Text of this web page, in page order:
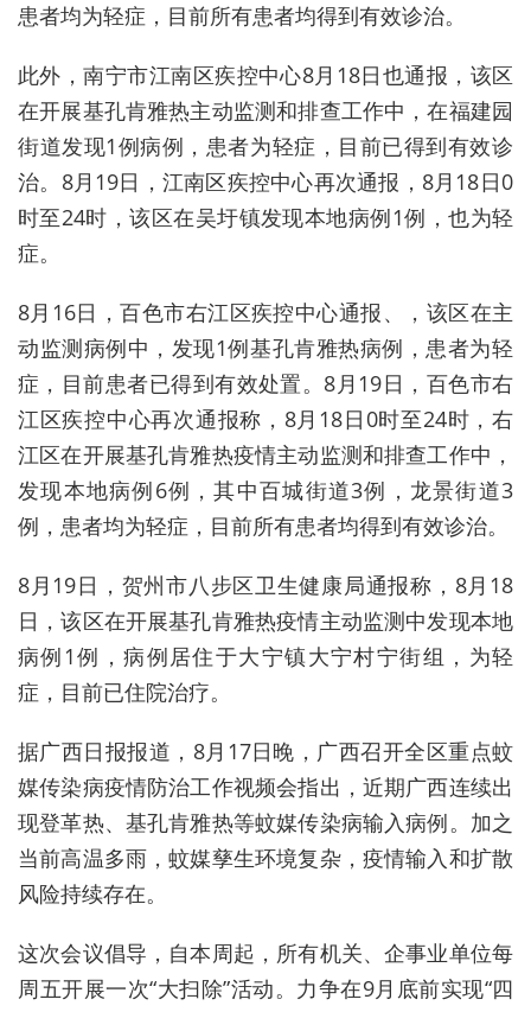
患者均为轻症，目前所有患者均得到有效诊治。
此外，南宁市江南区疾控中心8月18日也通报，该区
在开展基孔肯雅热主动监测和排查工作中，在福建园
街道发现1例病例，患者为轻症，目前已得到有效诊
治。8月19日，江南区疾控中心再次通报，8月18日0
时至24时，该区在吴圩镇发现本地病例1例，也为轻
症。
8月16日，百色市右江区疾控中心通报、，该区在主
动监测病例中，发现1例基孔肯雅热病例，患者为轻
症，目前患者已得到有效处置。8月19日，百色市右
江区疾控中心再次通报称，8月18日0时至24时，右
江区在开展基孔肯雅热疫情主动监测和排查工作中，
发现本地病例6例，其中百城街道3例，龙景街道3
例，患者均为轻症，目前所有患者均得到有效诊治。
8月19日，贺州市八步区卫生健康局通报称，8月18
日，该区在开展基孔肯雅热疫情主动监测中发现本地
病例1例，病例居住于大宁镇大宁村宁街组，为轻
症，目前已住院治疗。
据广西日报报道，8月17日晚，广西召开全区重点蚊
媒传染病疫情防治工作视频会指出，近期广西连续出
现登革热、基孔肯雅热等蚊媒传染病输入病例。加之
当前高温多雨，蚊媒孳生环境复杂，疫情输入和扩散
风险持续存在。
这次会议倡导，自本周起，所有机关、企事业单位每
周五开展一次“大扫除”活动。力争在9月底前实现“四